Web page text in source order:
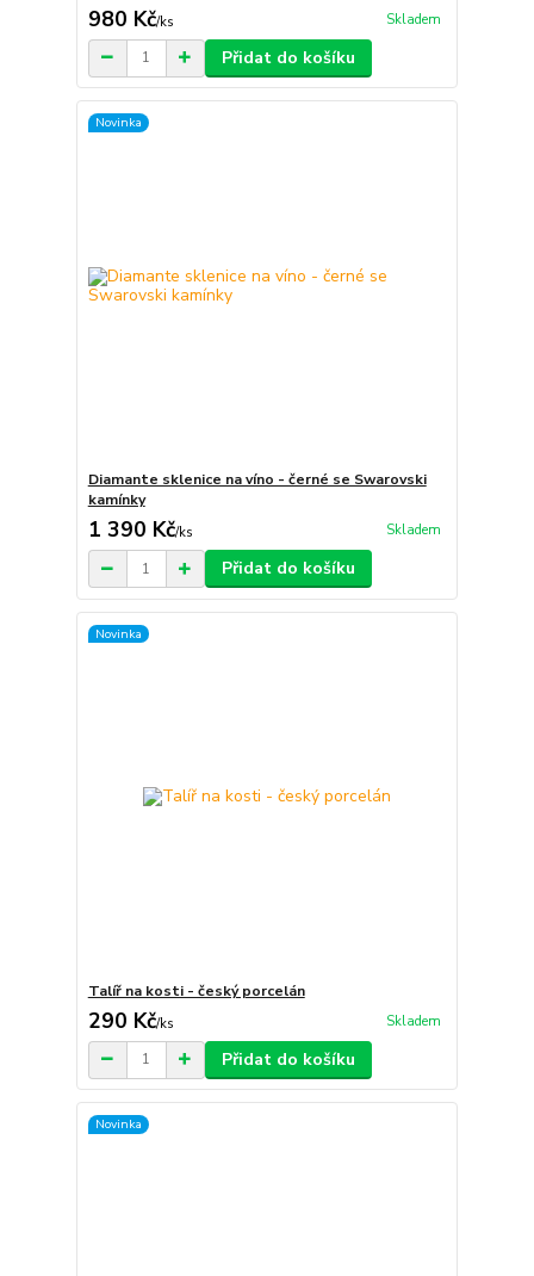
980 Kč/ks Skladem
Přidat do košíku
Novinka
Diamante sklenice na víno - černé se Swarovski
kamínky
1 390 Kč/ks Skladem
Přidat do košíku
Novinka
Talíř na kosti - český porcelán
290 Kč/ks Skladem
Přidat do košíku
Novinka